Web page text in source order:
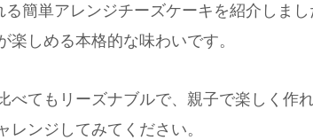
簡単アレンジチーズケーキを紹介しま
楽しめる本格的な味わいです。
べてもリーズナブルで、親子で楽しく作
レンジしてみてください。